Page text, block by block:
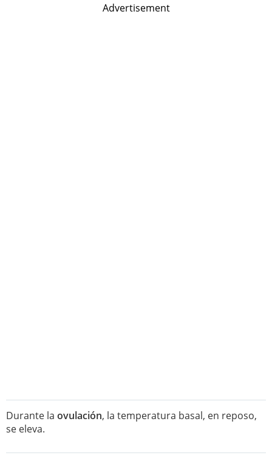
Advertisement
Durante la ovulación, la temperatura basal, en reposo,
se eleva.